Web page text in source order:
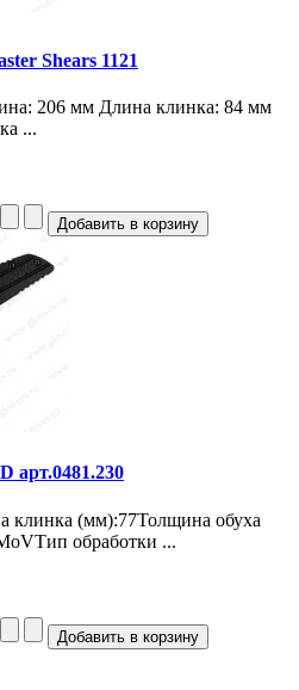
Shears 1121
206 мм Длина клинка: 84 мм
...
арт.0481.230
клинка (мм):77Толщина обуха
обработки ...